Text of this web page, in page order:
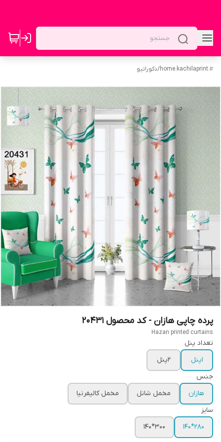
home.kachilaprint.ir
/دکوراتیو
پرده چاپی هازان - کد محصول 20431
Hazan printed curtains
تعداد پنل
1پنل
2پنل
جنس
هازان
مخمل شانل
مخمل کالیفرنیا
سایز
280*140
300*140